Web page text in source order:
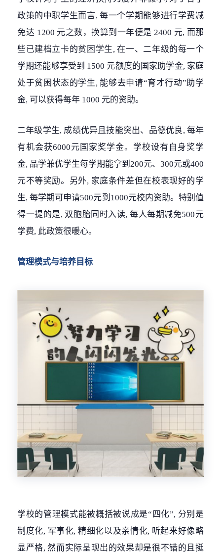
政策的中职学生而言, 每一个学期能够进行学费减
免达 1200 元之数，换算到一年便是 2400 元, 而那
些已建档立卡的贫困学生, 在一、二年级的每一个
学期还能够享受到 1500 元额度的国家助学金, 家庭
处于贫困状态的学生, 能够去申请“育才行动”助学
金, 可以获得每年 1000 元的资助。
二年级学生, 成绩优异且技能突出、品德优良, 每年
有机会获6000元国家奖学金。学校设有自身奖学
金, 品学兼优学生每学期能拿到200元、300元或400
元不等奖励。另外, 家庭条件差但在校表现好的学
生, 每学期可申请500元到1000元校内资助。特别值
得一提的是, 双胞胎同时入读, 每人每期减免500元
学费, 此政策很暖心。
管理模式与培养目标
学校的管理模式能被概括被说成是“四化”, 分别是
制度化, 军事化, 精细化以及亲情化, 听起来好像略
显严格, 然而实际呈现出的效果却是很不错的且挺